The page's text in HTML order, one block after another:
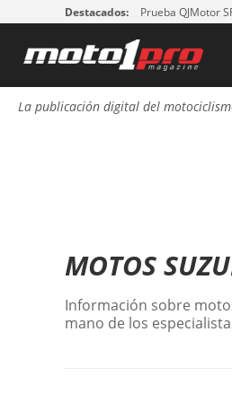
Destacados: Prueba QJMotor
La publicación digital del
MOTOS
Información sobre
mano de los